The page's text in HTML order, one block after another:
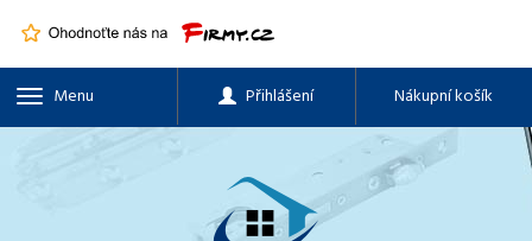
Menu Přihlášení Nákupní košík